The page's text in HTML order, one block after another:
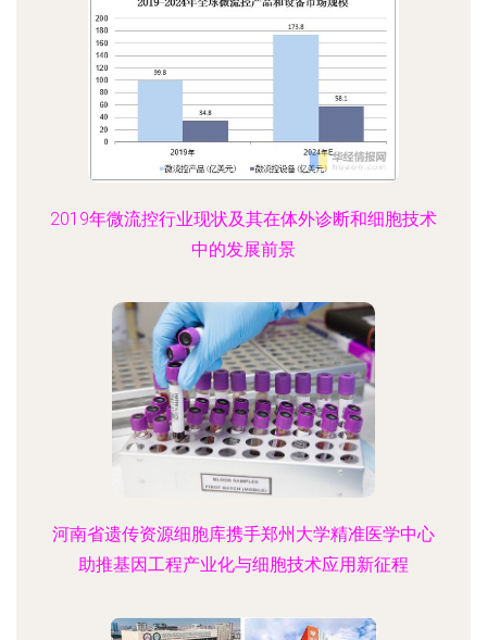
2019年微流控行业现状及其在体外诊断和细胞技术
中的发展前景
河南省遗传资源细胞库携手郑州大学精准医学中心
助推基因工程产业化与细胞技术应用新征程